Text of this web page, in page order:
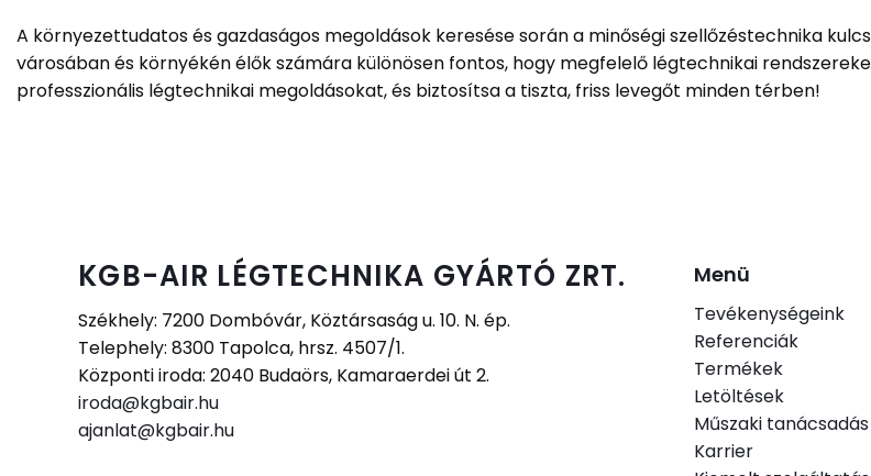
A környezettudatos és gazdaságos megoldások keresése során a minőségi szellőzéstechnika
városában és környékén élők számára különösen fontos, hogy megfelelő légtechnikai
professzionális légtechnikai megoldásokat, és biztosítsa a tiszta, friss levegőt minden térben!
KGB-AIR LÉGTECHNIKA GYÁRTÓ ZRT.
Székhely: 7200 Dombóvár, Köztársaság u. 10. N. ép.
Telephely: 8300 Tapolca, hrsz. 4507/1.
Központi iroda: 2040 Budaörs, Kamaraerdei út 2.
iroda@kgbair.hu
ajanlat@kgbair.hu
Menü
Tevékenységeink
Referenciák
Termékek
Letöltések
Műszaki tanácsadás
Karrier